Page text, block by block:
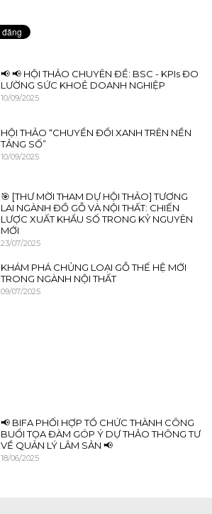
📢 📢 HỘI THẢO CHUYÊN ĐỀ: BSC - KPIs ĐO
LƯỜNG SỨC KHOẺ DOANH NGHIỆP
10/09/2025
HỘI THẢO “CHUYỂN ĐỔI XANH TRÊN NỀN
TẢNG SỐ”
10/09/2025
🎯 [THƯ MỜI THAM DỰ HỘI THẢO] TƯƠNG
LAI NGÀNH ĐỒ GỖ VÀ NỘI THẤT: CHIẾN
LƯỢC XUẤT KHẨU SỐ TRONG KỶ NGUYÊN
MỚI
23/07/2025
KHÁM PHÁ CHỦNG LOẠI GỖ THẾ HỆ MỚI
TRONG NGÀNH NỘI THẤT
09/07/2025
📢 BIFA PHỐI HỢP TỔ CHỨC THÀNH CÔNG
BUỔI TỌA ĐÀM GÓP Ý DỰ THẢO THÔNG TƯ
VỀ QUẢN LÝ LÂM SẢN 📢
18/06/2025